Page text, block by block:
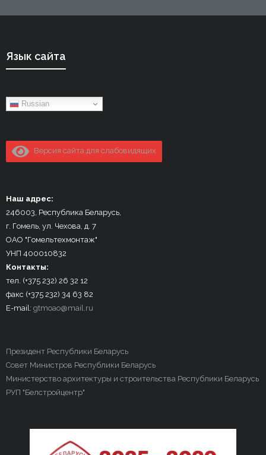
Язык сайта
Russian
Версия сайта для слабовидящих
Наш адрес:
246003, Республика Беларусь,
г. Гомель, ул. Чехова, д. 7
ОАО "Гомельтехмонтаж"
УНП 400010832
Контакты:
тел. (+375 232) 26 32 12
факс (+375 232) 34 63 82
E-mail: gtmoao@mail.ru
Президент Республики Беларусь
Совет Министров Республики Беларусь
Министерство архитектуры и строительства Республики Беларусь
РУП "Белстройцентр"